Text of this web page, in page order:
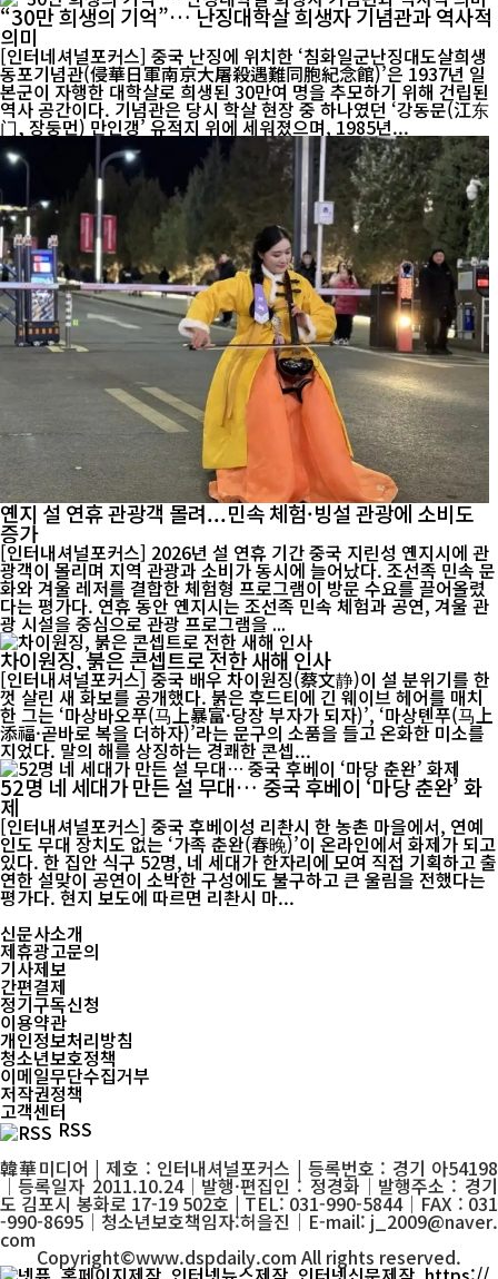
“30만 희생의 기억”… 난징대학살 희생자 기념관과 역사적
의미
[인터네셔널포커스] 중국 난징에 위치한 ‘침화일군난징대도살희생
동포기념관(侵華日軍南京大屠殺遇難同胞紀念館)’은 1937년 일
본군이 자행한 대학살로 희생된 30만여 명을 추모하기 위해 건립된
역사 공간이다. 기념관은 당시 학살 현장 중 하나였던 ‘강동문(江东
门, 장둥먼) 만인갱’ 유적지 위에 세워졌으며, 1985년...
옌지 설 연휴 관광객 몰려...민속 체험·빙설 관광에 소비도
증가
[인터내셔널포커스] 2026년 설 연휴 기간 중국 지린성 옌지시에 관
광객이 몰리며 지역 관광과 소비가 동시에 늘어났다. 조선족 민속 문
화와 겨울 레저를 결합한 체험형 프로그램이 방문 수요를 끌어올렸
다는 평가다. 연휴 동안 옌지시는 조선족 민속 체험과 공연, 겨울 관
광 시설을 중심으로 관광 프로그램을 ...
차이원징, 붉은 콘셉트로 전한 새해 인사
[인터내셔널포커스] 중국 배우 차이원징(蔡文静)이 설 분위기를 한
껏 살린 새 화보를 공개했다. 붉은 후드티에 긴 웨이브 헤어를 매치
한 그는 ‘마상바오푸(马上暴富·당장 부자가 되자)’, ‘마상톈푸(马上
添福·곧바로 복을 더하자)’라는 문구의 소품을 들고 온화한 미소를
지었다. 말의 해를 상징하는 경쾌한 콘셉...
52명 네 세대가 만든 설 무대… 중국 후베이 ‘마당 춘완’ 화
제
[인터내셔널포커스] 중국 후베이성 리촨시 한 농촌 마을에서, 연예
인도 무대 장치도 없는 ‘가족 춘완(春晚)’이 온라인에서 화제가 되고
있다. 한 집안 식구 52명, 네 세대가 한자리에 모여 직접 기획하고 출
연한 설맞이 공연이 소박한 구성에도 불구하고 큰 울림을 전했다는
평가다. 현지 보도에 따르면 리촨시 마...
신문사소개
제휴광고문의
기사제보
간편결제
정기구독신청
이용약관
개인정보처리방침
청소년보호정책
이메일무단수집거부
저작권정책
고객센터
RSS
韓華미디어 | 제호 : 인터내셔널포커스 | 등록번호 : 경기 아54198
│등록일자 2011.10.24│발행·편집인 : 정경화│발행주소 : 경기
도 김포시 봉화로 17-19 502호 | TEL: 031-990-5844│FAX : 031
-990-8695│청소년보호책임자:허을진│E-mail: j_2009@naver.
com
Copyright©www.dspdaily.com All rights reserved.